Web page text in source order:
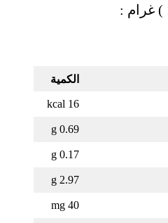
الكمية
16 kcal
0.69 g
0.17 g
2.97 g
40 mg